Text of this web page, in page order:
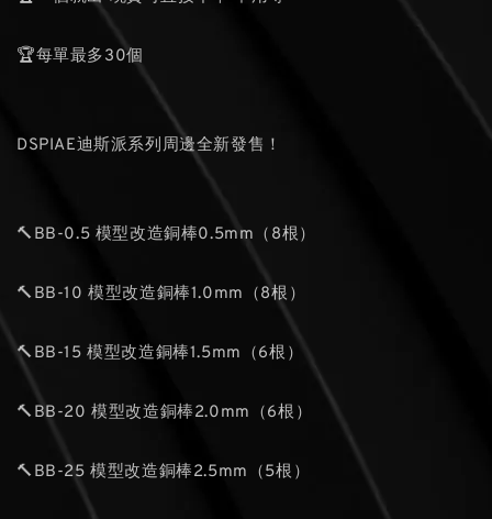
🏆每單最多30個
DSPIAE迪斯派系列周邊全新發售！
🔨BB-0.5 模型改造銅棒0.5mm（8根）
🔨BB-10 模型改造銅棒1.0mm（8根）
🔨BB-15 模型改造銅棒1.5mm（6根）
🔨BB-20 模型改造銅棒2.0mm（6根）
🔨BB-25 模型改造銅棒2.5mm（5根）